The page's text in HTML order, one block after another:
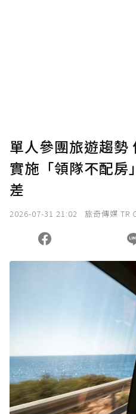
單人參團旅遊趨
實施「領隊不配房
差